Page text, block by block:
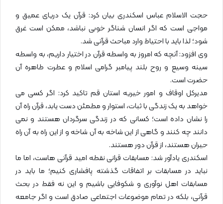
حجت الاسلام عباس اسکندری بیان کرد: قرآن یک دریای عمیق و
مواجی است که اگر انسان شناگر خوبی نباشد، ممکن است غرق
شود؛ لذا باید با احتیاط وارد مباحث قرآنی شد.
وی افزود: آنچه که امروز به واسطه قرآن در اختیار داریم، به واسطه
سینه وسیع و روح بلند پیامبر گرامی اسلام و عطرت طاهره آن
حضرت است.
مدیرکل اوقاف و امور خیریه استان قم تاکید کرد: اگر کسی می
خواهد به یک زندگی با ثبات، استوار و مطمئن دست یابد، قرآن راه آن
را نشان داده است؛ کسانی که در زندگی سرگردان هستند و نمی
دانند چه کنند و گاهی از این شاخه به آن شاخه و از این راه به آن راه
حیران هستند، از قرآن دور هستند.
اسکندری یادآور شد: مسابقات قرانی نقطه امید قرآنی هاست، اما ما
نباید در مسابقات بر اتفاقات گذشته پافشاری کنیم؛ ما باید در
مسابقات اهل نوآوری و شکوفایی باشیم و این نه فقط در بحث
قرآنی، بلکه در تمام موضوعات اجتماعی صادق است و اگر جامعه